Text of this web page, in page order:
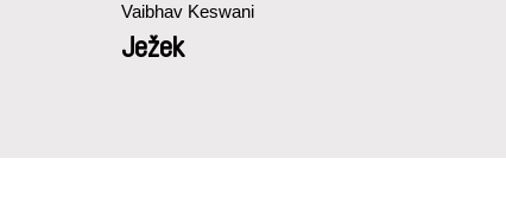
Vaibhav Keswani
Ježek